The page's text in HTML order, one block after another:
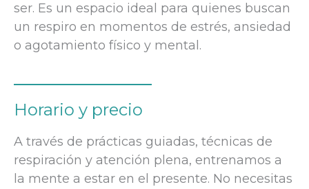
ser. Es un espacio ideal para quienes buscan
un respiro en momentos de estrés, ansiedad
o agotamiento físico y mental.
Horario y precio
A través de prácticas guiadas, técnicas de
respiración y atención plena, entrenamos a
la mente a estar en el presente. No necesitas